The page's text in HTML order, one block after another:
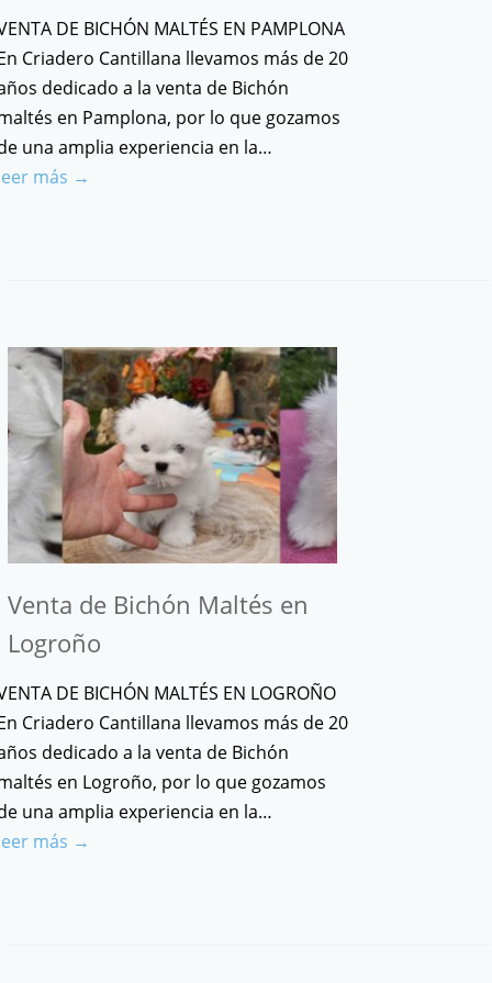
DE BICHÓN MALTÉS EN PAMPLONA
Criadero Cantillana llevamos más de 20
dedicado a la venta de Bichón
en Pamplona, por lo que gozamos
una amplia experiencia en la…
más →
Venta de Bichón Maltés en
Logroño
DE BICHÓN MALTÉS EN LOGROÑO
Criadero Cantillana llevamos más de 20
dedicado a la venta de Bichón
en Logroño, por lo que gozamos
una amplia experiencia en la…
más →